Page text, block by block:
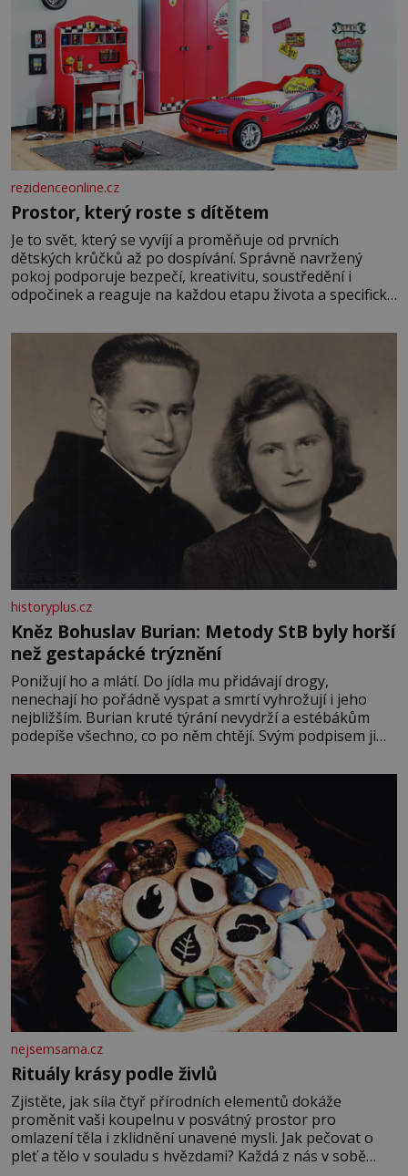
rezidenceonline.cz
Prostor, který roste s dítětem
Je to svět, který se vyvíjí a proměňuje od prvních
dětských krůčků až po dospívání. Správně navržený
pokoj podporuje bezpečí, kreativitu, soustředění i
odpočinek a reaguje na každou etapu života a specifické
měkkost a bezpečí, proto by pokoj miminka měl působit
především klidně a útulně. Předškolní věk je
historyplus.cz
Kněz Bohuslav Burian: Metody StB byly horší
než gestapácké trýznění
Ponižují ho a mlátí. Do jídla mu přidávají drogy,
nenechají ho pořádně vyspat a smrtí vyhrožují i jeho
nejbližším. Burian kruté týrání nevydrží a estébákům
podepíše všechno, co po něm chtějí. Svým podpisem jim
fyzický ani psychický nátlak. Syn brněnského řezníka
chce být knězem a
nejsemsama.cz
Rituály krásy podle živlů
Zjistěte, jak síla čtyř přírodních elementů dokáže
proměnit vaši koupelnu v posvátný prostor pro
omlazení těla i zklidnění unavené mysli. Jak pečovat o
pleť a tělo v souladu s hvězdami? Každá z nás v sobě